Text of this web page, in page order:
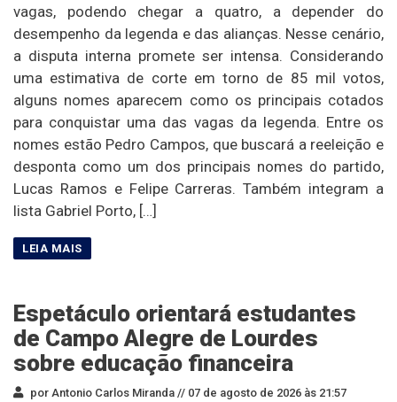
vagas, podendo chegar a quatro, a depender do
desempenho da legenda e das alianças. Nesse cenário,
a disputa interna promete ser intensa. Considerando
uma estimativa de corte em torno de 85 mil votos,
alguns nomes aparecem como os principais cotados
para conquistar uma das vagas da legenda. Entre os
nomes estão Pedro Campos, que buscará a reeleição e
desponta como um dos principais nomes do partido,
Lucas Ramos e Felipe Carreras. Também integram a
lista Gabriel Porto, […]
Espetáculo orientará estudantes
de Campo Alegre de Lourdes
sobre educação financeira
por Antonio Carlos Miranda // 07 de agosto de 2026 às 21:57